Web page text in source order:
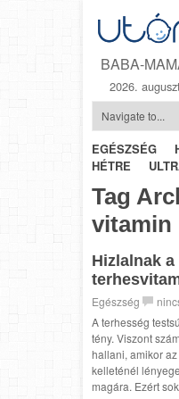
BABA-
2026.
EGÉSZSÉG
HÉTRE
Tag
vitamin
Hizlalnak a
Egészség
A terhesség
tény. Viszont
hallani, amikor
kelleténél
magára. Ezért